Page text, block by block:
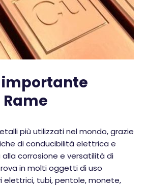
importante
più utilizzati nel mondo, grazie
di conducibilità elettrica e
corrosione e versatilità di
in molti oggetti di uso
elettrici, tubi, pentole, monete,